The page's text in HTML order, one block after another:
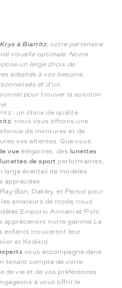
à Biarritz, votre partenaire
visuelle optimale. Notre
un large choix de
adaptés à vos besoins.
et d'un
pour trouver la solution
: un choix de qualité
, nous vous offrons une
de montures et de
vos attentes. Que vous
vue élégantes, des lunettes
lunettes de sport performantes,
large éventail de modèles
appréciées.
Ban, Oakley, et Persol pour
amateurs de mode, nous
Emporio Armani et Polo
apprécieront notre gamme Le
enfants trouveront leur
et Kodikid.
vous accompagne dans
tenant compte de votre
de vie et de vos préférences
à vous offrir le